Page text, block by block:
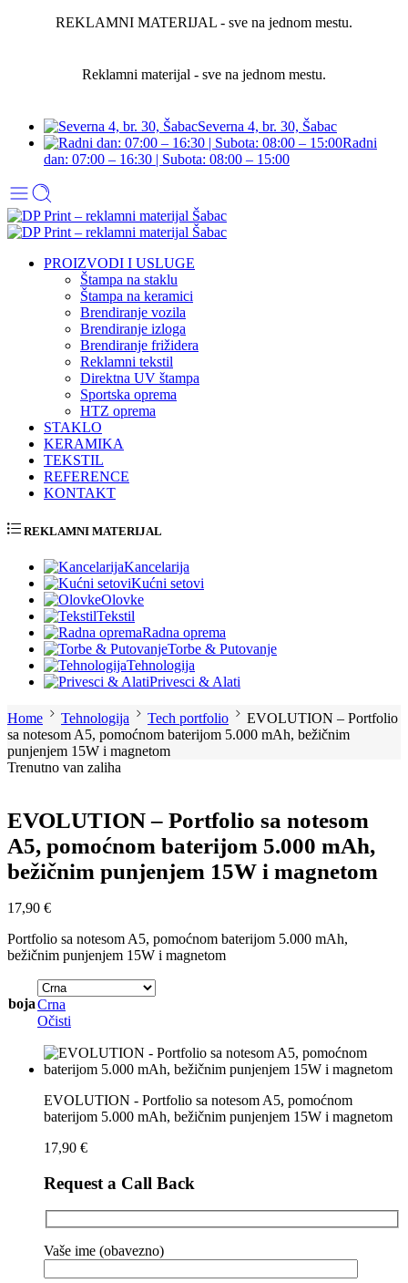
REKLAMNI MATERIJAL - sve na jednom mestu.
Reklamni materijal - sve na jednom mestu.
Severna 4, br. 30, Šabac
Radni
dan: 07:00 – 16:30 | Subota: 08:00 – 15:00
PROIZVODI I USLUGE
Štampa na staklu
Štampa na keramici
Brendiranje vozila
Brendiranje izloga
Brendiranje frižidera
Reklamni tekstil
Direktna UV štampa
Sportska oprema
HTZ oprema
STAKLO
KERAMIKA
TEKSTIL
REFERENCE
KONTAKT
REKLAMNI MATERIJAL
Kancelarija
Kućni setovi
Olovke
Tekstil
Radna oprema
Torbe & Putovanje
Tehnologija
Privesci & Alati
Home Tehnologija Tech portfolio
EVOLUTION – Portfolio
sa notesom A5, pomoćnom baterijom 5.000 mAh, bežičnim
punjenjem 15W i magnetom
Trenutno van zaliha
EVOLUTION – Portfolio sa notesom
A5, pomoćnom baterijom 5.000 mAh,
bežičnim punjenjem 15W i magnetom
17,90 €
Portfolio sa notesom A5, pomoćnom baterijom 5.000 mAh,
bežičnim punjenjem 15W i magnetom
bojaCrna
Očisti
EVOLUTION - Portfolio sa notesom A5, pomoćnom
baterijom 5.000 mAh, bežičnim punjenjem 15W i magnetom
17,90 €
Request a Call Back
Vaše ime (obavezno)